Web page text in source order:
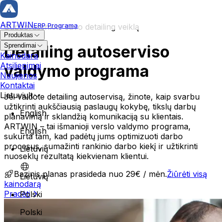
ARTWINERP Programa
Produktas
Remontas ir TP
Remonto užsakymas
Remonto istorija
Transporto priemonės kortelė
Savininko valdymas
Serviso planavimas
Megaplanuotojas
Operacijų valdymas
Kliento rezervacija
Techniko priskyrimas
Atsargos ir užsakymai
Sandėlio valdymas
Dalių valdymas
Sprendimai
Kėbulo remonto autoservisas
Profesionalus ir patikimas automobilių servisas, kurio
Kainodara
Atsiliepimai
Naujienos
Kontaktai
Lietuviųlt
English
English
Lietuvių
Lietuvių
Polski
Polski
Supaprastinkite savo detailing veiklą
Detailing autoserviso
valdymo programa
Jei valdote detailing autoservisą, žinote, kaip svarbu
užtikrinti aukščiausią paslaugų kokybę, tikslų darbų
planavimą ir sklandžią komunikaciją su klientais.
ARTWIN – tai išmanioji verslo valdymo programa,
sukurta tam, kad padėtų jums optimizuoti darbo
procesus, sumažinti rankinio darbo kiekį ir užtikrinti
nuoseklų rezultatą kiekvienam klientui.
Bazinis planas prasideda nuo 29€ / mėn.Žiūrėti visą
kainodarą
Pradėti